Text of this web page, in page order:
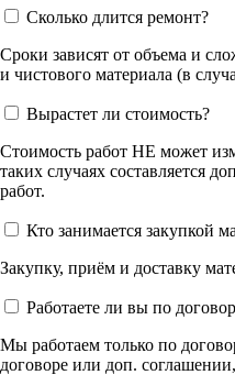
Сколько длится ремонт?
Сроки зависят от объема и
и чистового материала (в
Вырастет ли стоимость?
Стоимость работ НЕ может
таких случаях составляется
работ.
Кто занимается закупкой
Закупку, приём и доставку
Работаете ли вы по
Мы работаем только по
договоре или доп.